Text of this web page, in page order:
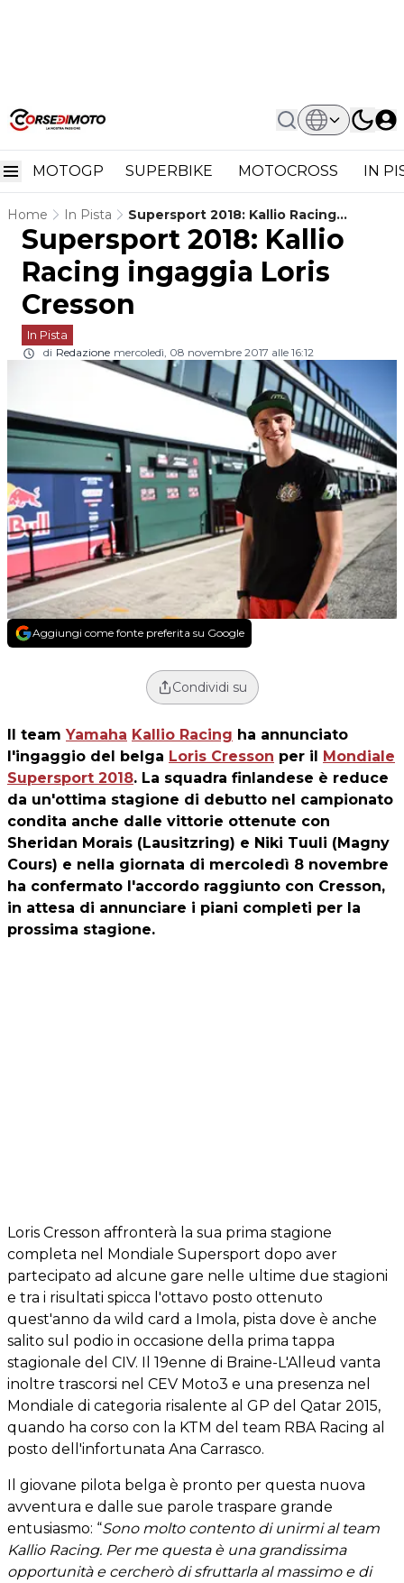
MOTOGP SUPERBIKE MOTOCROSS IN
Home In Pista
Supersport 2018: Kallio Racing
Ingaggia Loris Cresson
Supersport 2018: Kallio
Racing ingaggia Loris
Cresson
In Pista
di Redazione mercoledì, 08 novembre 2017 alle 16:12
Aggiungi come fonte preferita su Google
Condividi su
Il team Yamaha Kallio Racing ha annunciato
l'ingaggio del belga Loris Cresson per il Mondiale
Supersport 2018. La squadra finlandese è reduce
da un'ottima stagione di debutto nel campionato
condita anche dalle vittorie ottenute con
Sheridan Morais (Lausitzring) e Niki Tuuli (Magny
Cours) e nella giornata di mercoledì 8 novembre
ha confermato l'accordo raggiunto con Cresson,
in attesa di annunciare i piani completi per la
prossima stagione.
Loris Cresson affronterà la sua prima stagione
completa nel Mondiale Supersport dopo aver
partecipato ad alcune gare nelle ultime due stagioni
e tra i risultati spicca l'ottavo posto ottenuto
quest'anno da wild card a Imola, pista dove è anche
salito sul podio in occasione della prima tappa
stagionale del CIV. Il 19enne di Braine-L'Alleud vanta
inoltre trascorsi nel CEV Moto3 e una presenza nel
Mondiale di categoria risalente al GP del Qatar 2015,
quando ha corso con la KTM del team RBA Racing al
posto dell'infortunata Ana Carrasco.
Il giovane pilota belga è pronto per questa nuova
avventura e dalle sue parole traspare grande
entusiasmo: “Sono molto contento di unirmi al team
Kallio Racing. Per me questa è una grandissima
opportunità e cercherò di sfruttarla al massimo e di